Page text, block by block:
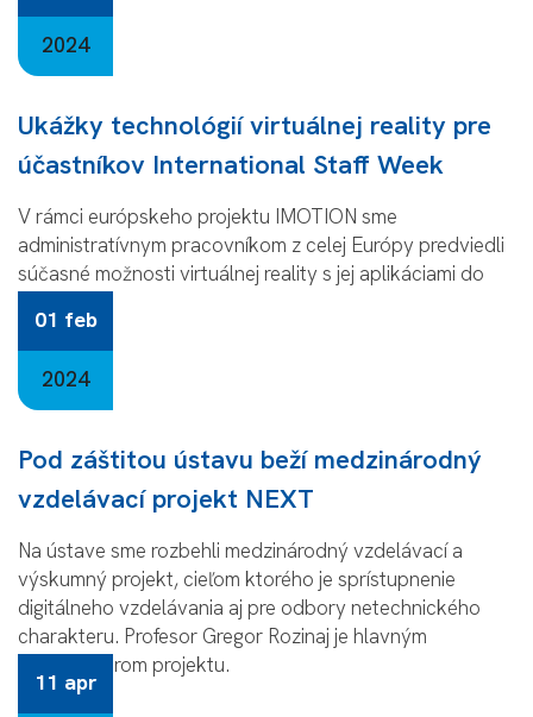
2024
Ukážky technológií virtuálnej reality pre
účastníkov International Staff Week
V rámci európskeho projektu IMOTION sme
administratívnym pracovníkom z celej Európy predviedli
súčasné možnosti virtuálnej reality s jej aplikáciami do
01 feb
2024
Pod záštitou ústavu beží medzinárodný
vzdelávací projekt NEXT
Na ústave sme rozbehli medzinárodný vzdelávací a
výskumný projekt, cieľom ktorého je sprístupnenie
digitálneho vzdelávania aj pre odbory netechnického
charakteru. Profesor Gregor Rozinaj je hlavným
koordinátorom projektu.
11 apr